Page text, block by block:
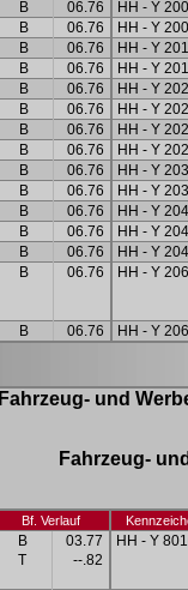
B 06.76 HH - Y
B 06.76 HH - Y
B 06.76 HH - Y
B 06.76 HH - Y
B 06.76 HH - Y
B 06.76 HH - Y
B 06.76 HH - Y
B 06.76 HH - Y
B 06.76 HH - Y
B 06.76 HH - Y
B 06.76 HH - Y
B 06.76 HH - Y
B 06.76 HH - Y
B 06.76 HH - Y
B 06.76 HH - Y
Fahrzeug- und
Fahrzeug-
Bf. Verlauf
B
T
03.77
--.82
HH - Y